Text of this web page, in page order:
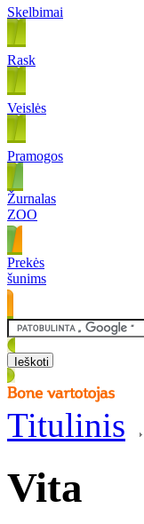
Skelbimai
Rask
Veislės
Pramogos
Žurnalas
ZOO
Prekės
šunims
Titulinis
Vita